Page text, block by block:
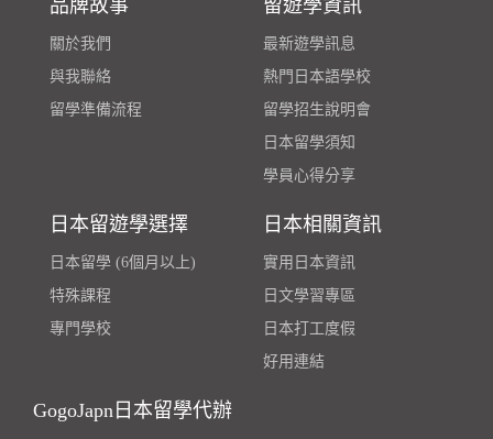
品牌故事
關於我們
與我聯絡
留學準備流程
留遊學資訊
最新遊學訊息
熱門日本語學校
留學招生說明會
日本留學須知
學員心得分享
日本留遊學選擇
日本留學 (6個月以上)
特殊課程
專門學校
日本相關資訊
實用日本資訊
日文學習專區
日本打工度假
好用連結
GogoJapn日本留學代辦